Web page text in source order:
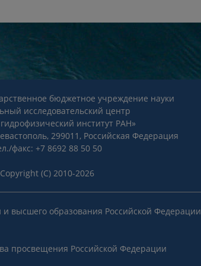
бюджетное учреждение науки
исследовательский центр
институт РАН»
299011, Российская Федерация
факс: +7 8692 88 50 50
Copyright (C) 2010-2026
высшего образования Российской Федерации
просвещения Российской Федерации